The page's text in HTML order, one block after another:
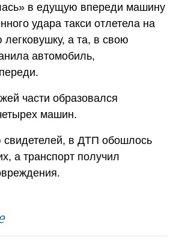
в едущую впереди машину
удара такси отлетела на
а та, в свою
автомобиль,
части образовался
машин.
в ДТП обошлось
а транспорт получил